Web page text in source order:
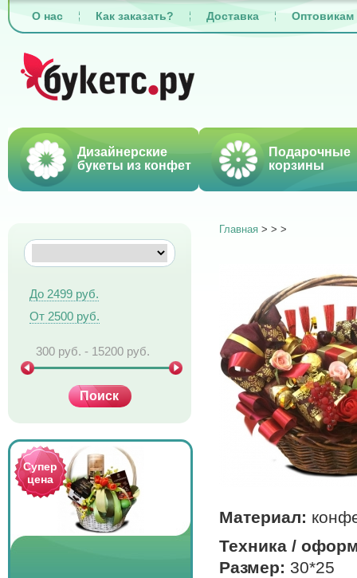
О нас Как заказать? Доставка Оптовикам
Дизайнерские
букеты из конфет
Подарочные
корзины
До 2499 руб.
От 2500 руб.
Супер
цена
Главная > > >
Материал:
Техника /
Размер: 30*25